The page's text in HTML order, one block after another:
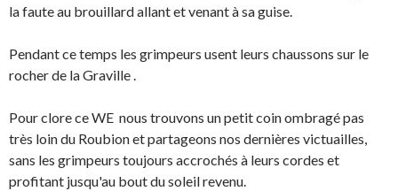
la faute au brouillard allant et venant à sa guise.
Pendant ce temps les grimpeurs usent leurs chaussons sur le
rocher de la Graville .
Pour clore ce WE nous trouvons un petit coin ombragé pas
très loin du Roubion et partageons nos dernières victuailles,
sans les grimpeurs toujours accrochés à leurs cordes et
profitant jusqu'au bout du soleil revenu.